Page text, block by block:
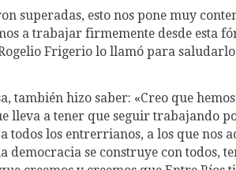
superadas, esto nos pone muy
a trabajar firmemente desde esta
Frigerio lo llamó para
también hizo saber: «Creo que
lleva a tener que seguir trabajando
todos los entrerrianos, a los que nos
democracia se construye con todos,